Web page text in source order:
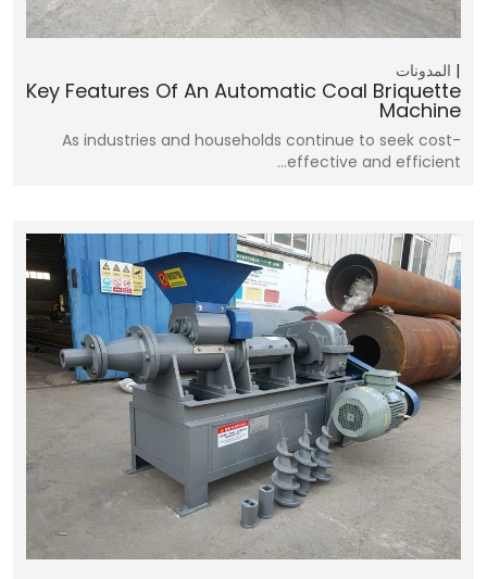
المدونات
Key Features Of An Automatic Coal Briquette
Machine
As industries and households continue to seek cost-
effective and efficient…